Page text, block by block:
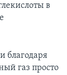
в
благодаря
газ просто